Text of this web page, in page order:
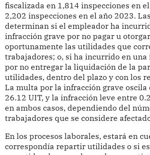
fiscalizada en 1,814 inspecciones en
2,202 inspecciones en el año 2023.
determinan si el empleador ha
infracción grave por no pagar u
oportunamente las utilidades que
trabajadores; o, si ha incurrido en una
por no entregar la liquidación de la
utilidades, dentro del plazo y con los
La multa por la infracción grave oscila
26.12 UIT, y la infracción leve entre
en ambos casos, dependiendo del
trabajadores que se considere
En los procesos laborales, estará en
correspondía repartir utilidades o si